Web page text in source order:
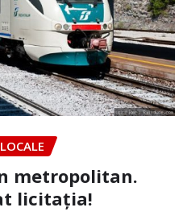
metropolitan.
licitația!